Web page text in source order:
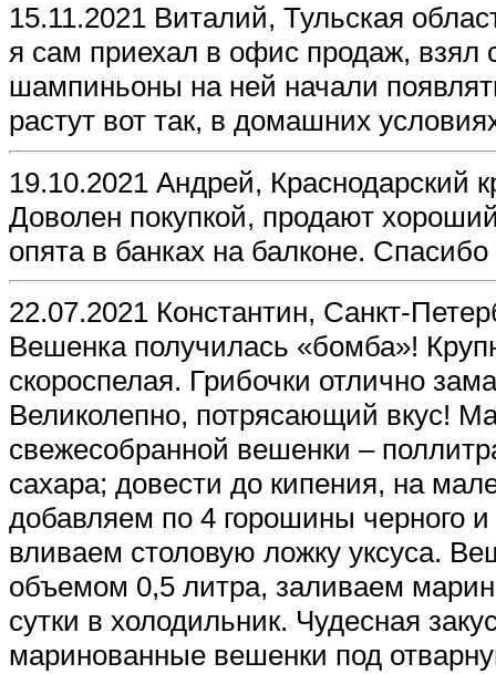
15.11.2021 Виталий, Тульская
я сам приехал в офис продаж, взял
шампиньоны на ней начали
растут вот так, в домашних
19.10.2021 Андрей, Краснодарский
Доволен покупкой, продают
опята в банках на балконе. Спасибо
22.07.2021 Константин, Санкт-
Вешенка получилась «бомба»!
скороспелая. Грибочки отлично
Великолепно, потрясающий вкус!
свежесобранной вешенки –
сахара; довести до кипения, на
добавляем по 4 горошины черного
вливаем столовую ложку уксуса.
объемом 0,5 литра, заливаем
сутки в холодильник. Чудесная
маринованные вешенки под